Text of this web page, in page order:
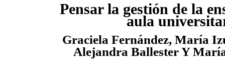
Pensar la gestión de la
aula
Graciela Fernández, María
Alejandra Ballester Y